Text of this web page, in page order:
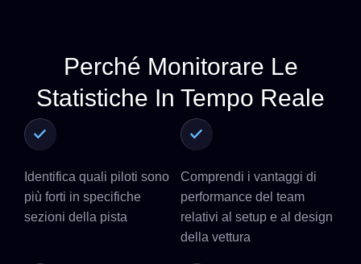
Perché Monitorare Le
Statistiche In Tempo Reale
Identifica quali piloti sono
più forti in specifiche
sezioni della pista
Comprendi i vantaggi di
performance del team
relativi al setup e al design
della vettura